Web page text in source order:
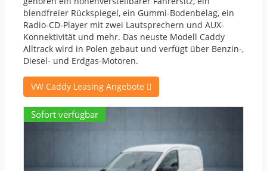
blendfreier Rückspiegel, ein Gummi-Bodenbelag, ein
Radio-CD-Player mit zwei Lautsprechern und AUX-
Konnektivität und mehr. Das neuste Modell Caddy
Alltrack wird in Polen gebaut und verfügt über Benzin-,
Diesel- und Erdgas-Motoren.
VW Caddy Leasing Angebote
Sofort verfügbar